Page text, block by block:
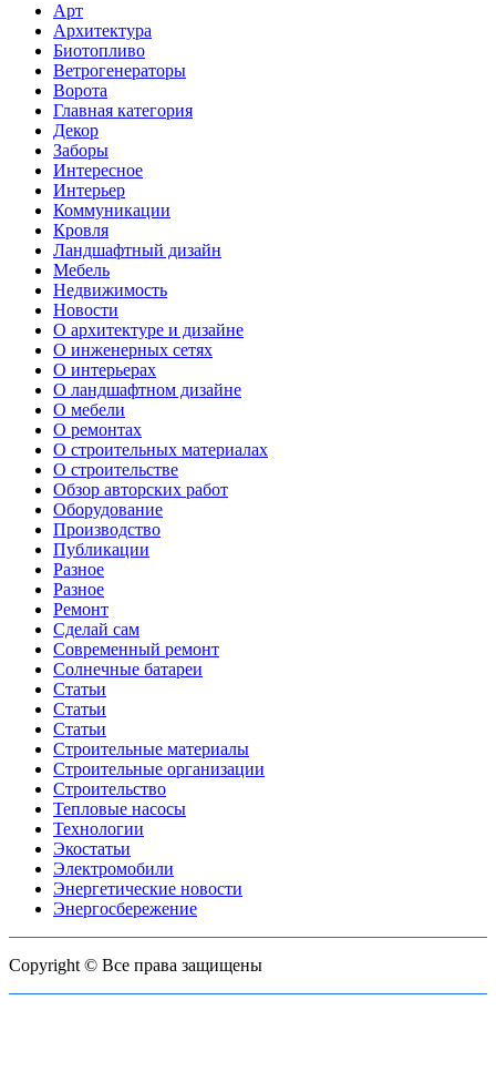
Арт
Архитектура
Биотопливо
Ветрогенераторы
Ворота
Главная категория
Декор
Заборы
Интересное
Интерьер
Коммуникации
Кровля
Ландшафтный дизайн
Мебель
Недвижимость
Новости
О архитектуре и дизайне
О инженерных сетях
О интерьерах
О ландшафтном дизайне
О мебели
О ремонтах
О строительных материалах
О строительстве
Обзор авторских работ
Оборудование
Производство
Публикации
Разное
Разное
Ремонт
Сделай сам
Современный ремонт
Солнечные батареи
Статьи
Статьи
Статьи
Строительные материалы
Строительные организации
Строительство
Тепловые насосы
Технологии
Экостатьи
Электромобили
Энергетические новости
Энергосбережение
Copyright © Все права защищены